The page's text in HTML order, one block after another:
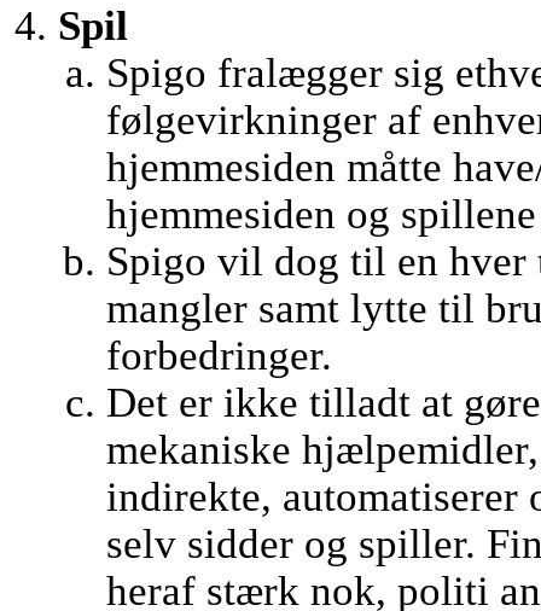
Spil
Spigo fralægger sig
følgevirkninger af
hjemmesiden måtte
hjemmesiden og
Spigo vil dog til en hver
mangler samt lytte til
forbedringer.
Det er ikke tilladt at
mekaniske
indirekte, automatiserer
selv sidder og spiller.
heraf stærk nok, politi